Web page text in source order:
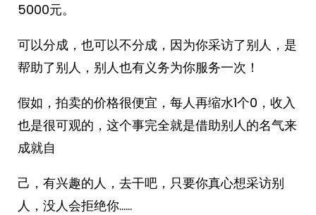
5000元。
可以分成，也可以不分成，因为你采访了别人，是
帮助了别人，别人也有义务为你服务一次！
假如，拍卖的价格很便宜，每人再缩水1个0，收入
也是很可观的，这个事完全就是借助别人的名气来
成就自
己，有兴趣的人，去干吧，只要你真心想采访别
人，没人会拒绝你……